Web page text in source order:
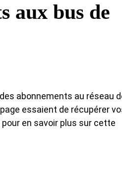
aux bus de
abonnements au réseau
essaient de récupérer
en savoir plus sur cette